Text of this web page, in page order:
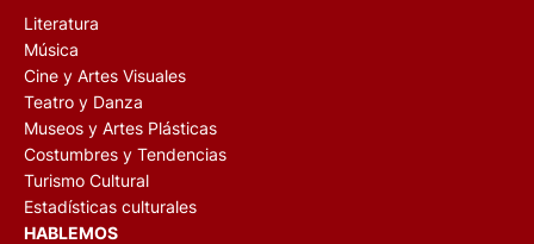
Literatura
Música
Cine y Artes Visuales
Teatro y Danza
Museos y Artes Plásticas
Costumbres y Tendencias
Turismo Cultural
Estadísticas culturales
HABLEMOS